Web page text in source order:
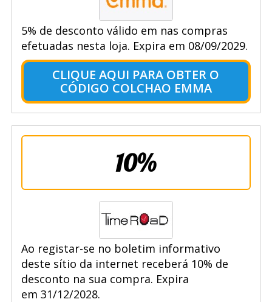
5% de desconto válido em nas compras
efetuadas nesta loja. Expira em 08/09/2029.
CLIQUE AQUI PARA OBTER O
CÓDIGO COLCHAO EMMA
10%
Ao registar-se no boletim informativo
deste sítio da internet receberá 10% de
desconto na sua compra. Expira
em 31/12/2028.